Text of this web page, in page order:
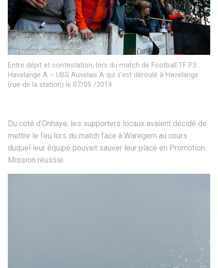
Entre dépit et contestation, lors du match de Football TF P3 :
Havelange A – UBS Auvelais A qui s’est déroulé à Havelange
(rue de la station) le 07/05 /2014.
Du coté d’Onhaye, les supporters locaux avaient décidé de
mettre le feu lors du match face à Waregem au cours
duquel leur équipe pouvait sauver leur place en Promotion.
Mission réussie.